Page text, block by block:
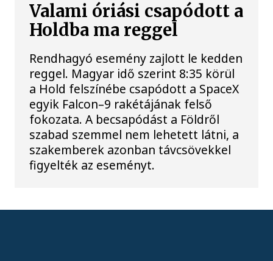
Valami óriási csapódott a
Holdba ma reggel
Rendhagyó esemény zajlott le kedden
reggel. Magyar idő szerint 8:35 körül
a Hold felszínébe csapódott a SpaceX
egyik Falcon–9 rakétájának felső
fokozata. A becsapódást a Földről
szabad szemmel nem lehetett látni, a
szakemberek azonban távcsövekkel
figyelték az eseményt.